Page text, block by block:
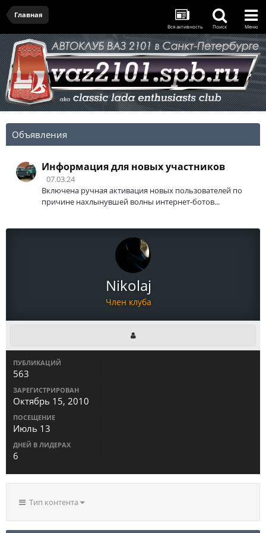
Главная
Вся активность Поиск Меню
Объявления
Информация для новых участников
07.03.24
Включена ручная активация новых пользователей по
причине нахлынувшей волны интернет-ботов...
Nikolaj
Член клуба
ПУБЛИКАЦИЙ
563
ЗАРЕГИСТРИРОВАН
Октябрь 15, 2010
ПОСЕЩЕНИЕ
Июль 13
ДНЕЙ В ЛИДЕРАХ
6
Тип контента